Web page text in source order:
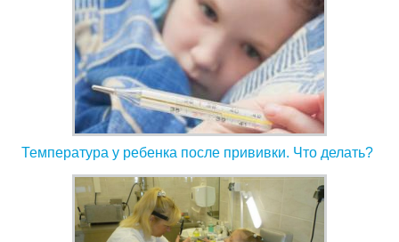
Температура у ребенка после прививки. Что делать?